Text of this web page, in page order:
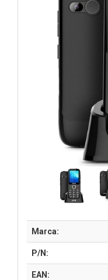
Marca:
P/N:
EAN: